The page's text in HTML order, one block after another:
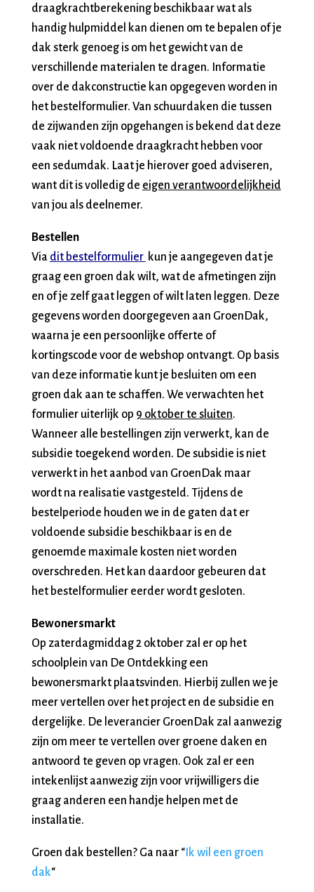
draagkrachtberekening beschikbaar wat als
handig hulpmiddel kan dienen om te bepalen of je
dak sterk genoeg is om het gewicht van de
verschillende materialen te dragen. Informatie
over de dakconstructie kan opgegeven worden in
het bestelformulier. Van schuurdaken die tussen
de zijwanden zijn opgehangen is bekend dat deze
vaak niet voldoende draagkracht hebben voor
een sedumdak. Laat je hierover goed adviseren,
want dit is volledig de eigen verantwoordelijkheid
van jou als deelnemer.
Bestellen
Via dit bestelformulier kun je aangegeven dat je
graag een groen dak wilt, wat de afmetingen zijn
en of je zelf gaat leggen of wilt laten leggen. Deze
gegevens worden doorgegeven aan GroenDak,
waarna je een persoonlijke offerte of
kortingscode voor de webshop ontvangt. Op basis
van deze informatie kunt je besluiten om een
groen dak aan te schaffen. We verwachten het
formulier uiterlijk op 9 oktober te sluiten.
Wanneer alle bestellingen zijn verwerkt, kan de
subsidie toegekend worden. De subsidie is niet
verwerkt in het aanbod van GroenDak maar
wordt na realisatie vastgesteld. Tijdens de
bestelperiode houden we in de gaten dat er
voldoende subsidie beschikbaar is en de
genoemde maximale kosten niet worden
overschreden. Het kan daardoor gebeuren dat
het bestelformulier eerder wordt gesloten.
Bewonersmarkt
Op zaterdagmiddag 2 oktober zal er op het
schoolplein van De Ontdekking een
bewonersmarkt plaatsvinden. Hierbij zullen we je
meer vertellen over het project en de subsidie en
dergelijke. De leverancier GroenDak zal aanwezig
zijn om meer te vertellen over groene daken en
antwoord te geven op vragen. Ook zal er een
intekenlijst aanwezig zijn voor vrijwilligers die
graag anderen een handje helpen met de
installatie.
Groen dak bestellen? Ga naar “Ik wil een groen
dak“